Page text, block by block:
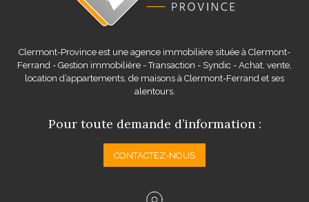
Clermont-Province est une agence immobilière située à Clermont-
Ferrand - Gestion immobilière - Transaction - Syndic - Achat, vente,
location d’appartements, de maisons à Clermont-Ferrand et ses
alentours.
Pour toute demande d’information :
CONTACTEZ-NOUS